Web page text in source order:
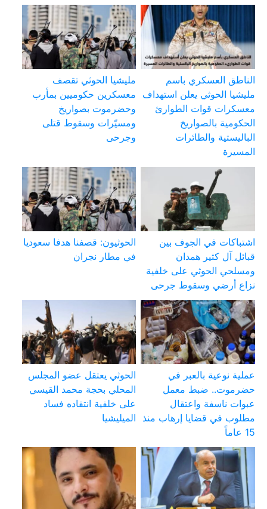
الناطق العسكري باسم
مليشيا الحوثي يعلن استهداف
معسكرات قوات الطوارئ
الحكومية بالصواريخ
الباليستية والطائرات
المسيرة
مليشيا الحوثي تقصف
معسكرين حكوميين بمأرب
وحضرموت بصواريخ
ومسيّرات وسقوط قتلى
وجرحى
اشتباكات في الجوف بين
قبائل آل كثير همدان
ومسلحي الحوثي على خلفية
نزاع أرضي وسقوط جرحى
الحوثيون: قصفنا هدفا سعوديا
في مطار نجران
عملية نوعية بالعبر في
حضرموت.. ضبط معمل
عبوات ناسفة واعتقال
مطلوب في قضايا إرهاب منذ
15 عاماً
الحوثي يعتقل عضو المجلس
المحلي بحجة محمد القيسي
على خلفية انتقاده فساد
الميليشيا